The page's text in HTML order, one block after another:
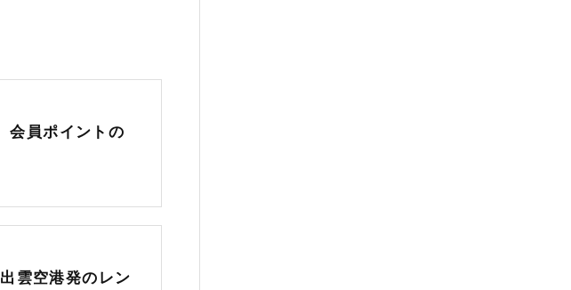
員ポイントの
雲空港発のレン